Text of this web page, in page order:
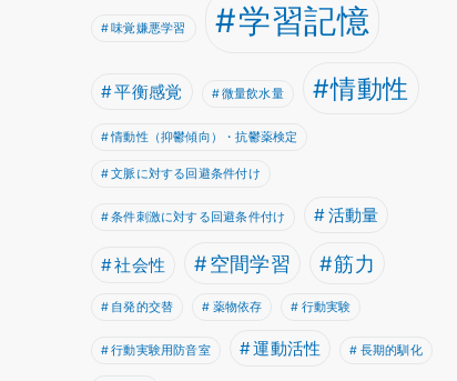
味覚嫌悪学習 学習記憶
平衡感覚 微量飲水量 情動性
情動性（抑鬱傾向）・抗鬱薬検定
文脈に対する回避条件付け
条件刺激に対する回避条件付け 活動量
社会性 空間学習 筋力
自発的交替 薬物依存 行動実験
行動実験用防音室 運動活性 長期的馴化